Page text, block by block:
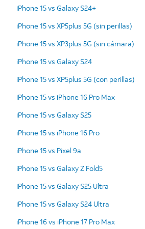
iPhone 15 vs Galaxy S24+
iPhone 15 vs XP5plus 5G (sin perillas)
iPhone 15 vs XP3plus 5G (sin cámara)
iPhone 15 vs Galaxy S24
iPhone 15 vs XP5plus 5G (con perillas)
iPhone 15 vs iPhone 16 Pro Max
iPhone 15 vs Galaxy S25
iPhone 15 vs iPhone 16 Pro
iPhone 15 vs Pixel 9a
iPhone 15 vs Galaxy Z Fold5
iPhone 15 vs Galaxy S25 Ultra
iPhone 15 vs Galaxy S24 Ultra
iPhone 16 vs iPhone 17 Pro Max